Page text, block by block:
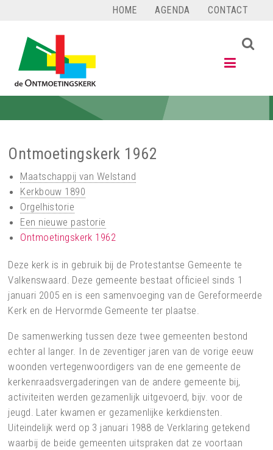
HOME AGENDA CONTACT
inhoudPROTESTANTSE
GEMEENTE
VALKENSWAARD
Ontmoetingskerk
Ontmoetingskerk 1962
Maatschappij van Welstand
Kerkbouw 1890
Orgelhistorie
Een nieuwe pastorie
Ontmoetingskerk 1962
Deze kerk is in gebruik bij de Protestantse Gemeente te
Valkenswaard. Deze gemeente bestaat officieel sinds 1
januari 2005 en is een samenvoeging van de Gereformeerde
Kerk en de Hervormde Gemeente ter plaatse.
De samenwerking tussen deze twee gemeenten bestond
echter al langer. In de zeventiger jaren van de vorige eeuw
woonden vertegenwoordigers van de ene gemeente de
kerkenraadsvergaderingen van de andere gemeente bij,
activiteiten werden gezamenlijk uitgevoerd, bijv. voor de
jeugd. Later kwamen er gezamenlijke kerkdiensten.
Uiteindelijk werd op 3 januari 1988 de Verklaring getekend
waarbij de beide gemeenten uitspraken dat ze voortaan